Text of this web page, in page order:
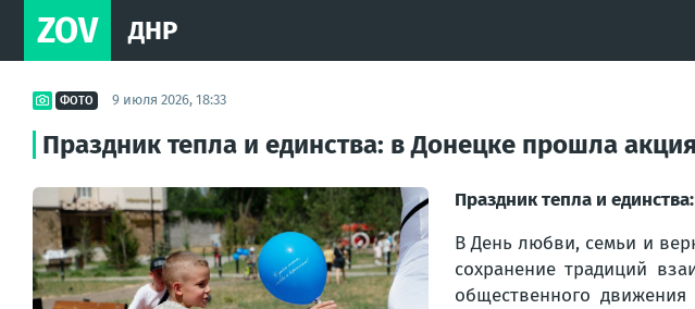
ZOV ДНР
ФОТО 9 июля 2026, 18:33
Праздник тепла и единства: в Донецке прошла
Праздник тепла и
В День любви, семьи и
сохранение традиций
общественного